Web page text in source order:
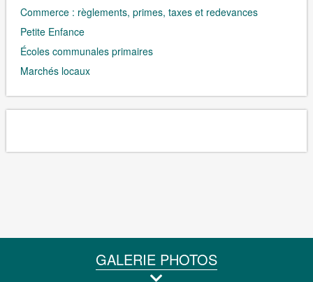
Commerce : règlements, primes, taxes et redevances
Petite Enfance
Écoles communales primaires
Marchés locaux
GALERIE PHOTOS